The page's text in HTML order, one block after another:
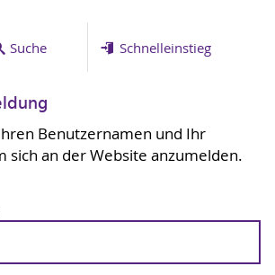
Suche Schnelleinstieg
Benutzernamen und Ihr
sich an der Website anzumelden.